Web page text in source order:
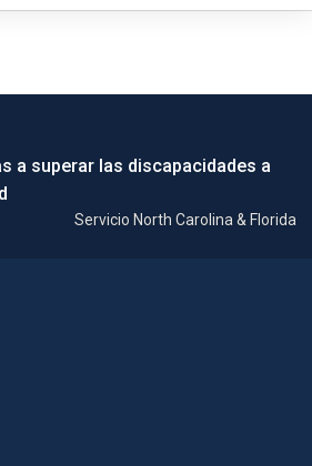
a superar las discapacidades a
Servicio North Carolina & Florida